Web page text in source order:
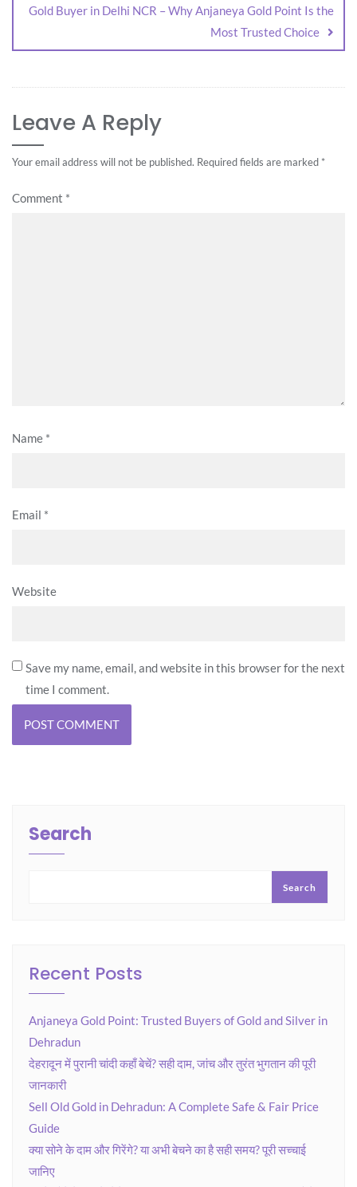
Gold Buyer in Delhi NCR – Why Anjaneya Gold Point Is the
Most Trusted Choice
Leave A Reply
Your email address will not be published. Required fields are marked *
Comment *
Name *
Email *
Website
Save my name, email, and website in this browser for the next
time I comment.
Search
Search
Recent Posts
Anjaneya Gold Point: Trusted Buyers of Gold and Silver in
Dehradun
देहरादून में पुरानी चांदी कहाँ बेचें? सही दाम, जांच और तुरंत भुगतान की पूरी
जानकारी
Sell Old Gold in Dehradun: A Complete Safe & Fair Price
Guide
क्या सोने के दाम और गिरेंगे? या अभी बेचने का है सही समय? पूरी सच्चाई
जानिए